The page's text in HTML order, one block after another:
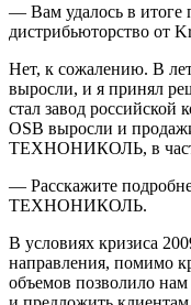
— Вам удалось в итоге
дистрибьюторство от
Нет, к сожалению. В
выросли, и я принял
стал завод
OSB выросли и
ТЕХНОНИКОЛЬ, в
— Расскажите
ТЕХНОНИКОЛЬ.
В условиях кризиса
направления, помимо
объемов позволило